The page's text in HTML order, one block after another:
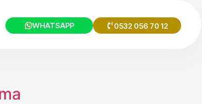
WHATSAPP 0532 056 70 12